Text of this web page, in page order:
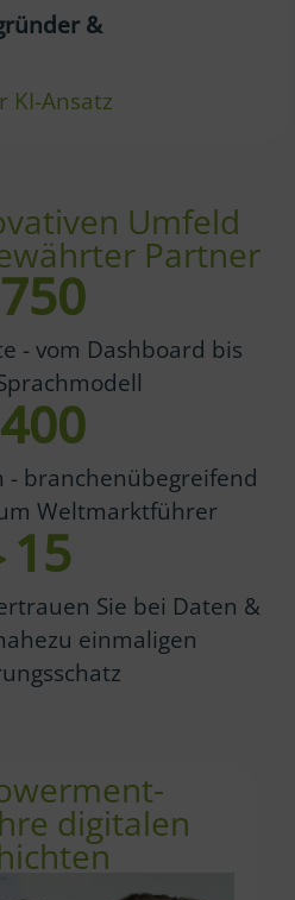
&
KI-Ansatz
Umfeld
Partner
750
- vom Dashboard bis
400
- branchenübegreifend
Weltmarktführer
15
Sie bei Daten &
einmaligen
digitalen